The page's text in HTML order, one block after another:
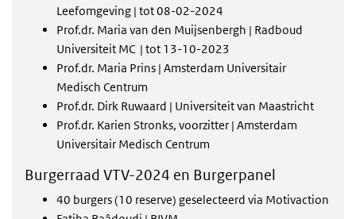
Leefomgeving | tot 08-02-2024
Prof.dr. Maria van den Muijsenbergh | Radboud
Universiteit MC | tot 13-10-2023
Prof.dr. Maria Prins | Amsterdam Universitair
Medisch Centrum
Prof.dr. Dirk Ruwaard | Universiteit van Maastricht
Prof.dr. Karien Stronks, voorzitter | Amsterdam
Universitair Medisch Centrum
Burgerraad VTV-2024 en Burgerpanel
40 burgers (10 reserve) geselecteerd via Motivaction